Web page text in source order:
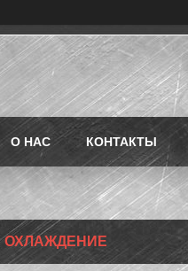
О НАС КОНТАКТЫ
ОХЛАЖДЕНИЕ